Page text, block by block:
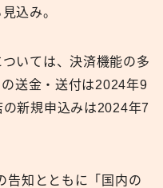
込み。
いては、決済機能の多
送金・送付は2024年9
新規申込みは2024年7
告知とともに「国内の